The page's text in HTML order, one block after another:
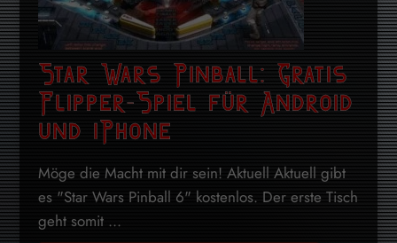
Star Wars Pinball: Gratis
Flipper-Spiel für Android
und iPhone
Möge die Macht mit dir sein! Aktuell Aktuell gibt
es "Star Wars Pinball 6" kostenlos. Der erste Tisch
geht somit ...